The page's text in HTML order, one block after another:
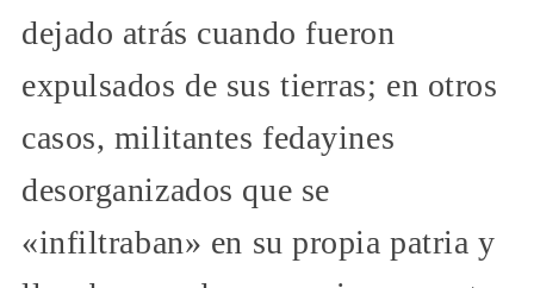
dejado atrás cuando fueron
expulsados de sus tierras; en otros
casos, militantes fedayines
desorganizados que se
«infiltraban» en su propia patria y